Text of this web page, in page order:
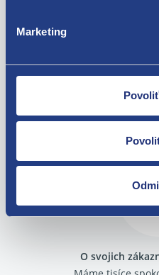
Marketing
Renault Mégane 1995 - 1999
Renault Mégane Scenic
Renault R19 1992 - 1996
Renault Thalia 1999 - 2001
Renault Thalia 2001 - 2008
Renault Twingo 1992 -
Renault Twingo 1998 -
Tovar môžete
zakúpenia. Alebo
O svojich